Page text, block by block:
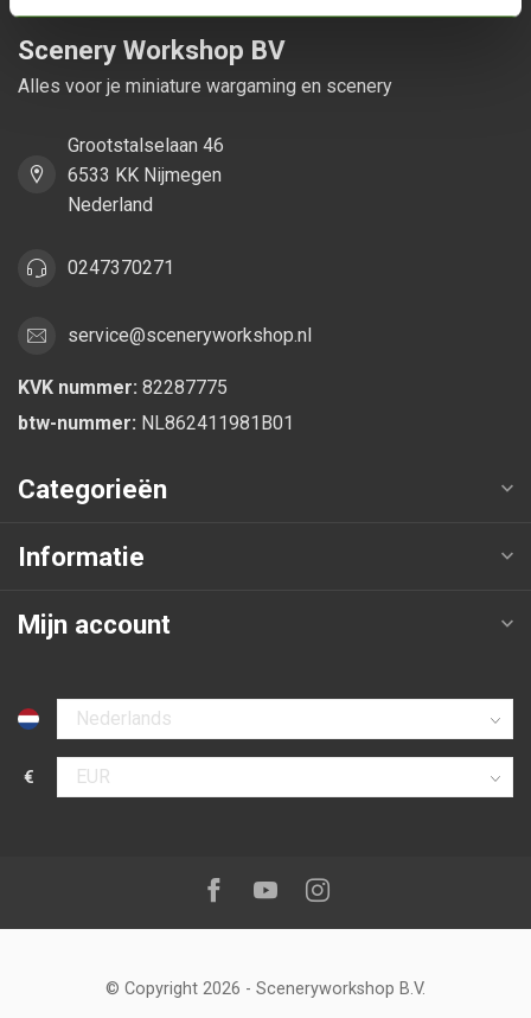
Scenery Workshop BV
Alles voor je miniature wargaming en scenery
Grootstalselaan 46
6533 KK Nijmegen
Nederland
0247370271
service@sceneryworkshop.nl
KVK nummer: 82287775
btw-nummer: NL862411981B01
Categorieën
Informatie
Mijn account
Selecteer taal
€
Selecteer valuta
Volg ons op:Facebook
YoutubeInstagram
© Copyright 2026 - Sceneryworkshop B.V.